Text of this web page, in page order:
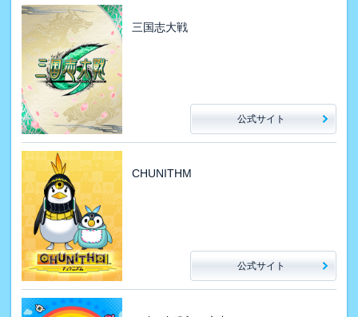
三国志大戦
公式サイト
CHUNITHM
公式サイト